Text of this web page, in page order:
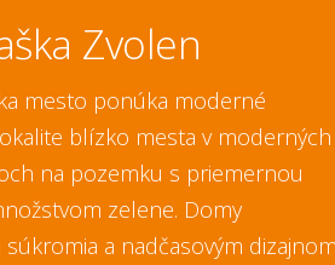
Zvolen
mesto ponúka moderné
blízko mesta v moderných
na pozemku s priemernou
zelene. Domy
a nadčasovým